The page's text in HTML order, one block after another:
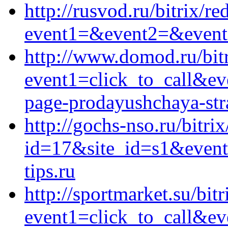
http://rusvod.ru/bitrix/
http://www.domod.ru/
page-prodayushchaya-
http://gochs-nso.ru/
tips.ru
http://sportmarket.su/